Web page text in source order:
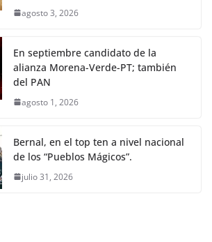
agosto 3, 2026
En septiembre candidato de la
alianza Morena-Verde-PT; también
del PAN
agosto 1, 2026
Bernal, en el top ten a nivel nacional
de los “Pueblos Mágicos”.
julio 31, 2026